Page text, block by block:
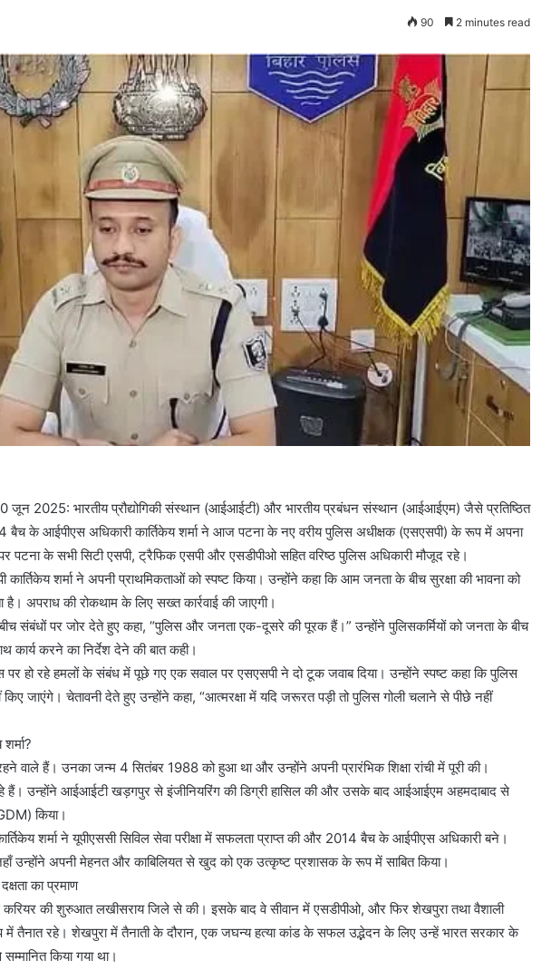
90 2 minutes read
2025: भारतीय प्रौद्योगिकी संस्थान (आईआईटी) और भारतीय प्रबंधन संस्थान (आईआईएम) जैसे प्रतिष्ठित
बैच के आईपीएस अधिकारी कार्तिकेय शर्मा ने आज पटना के नए वरीय पुलिस अधीक्षक (एसएसपी) के रूप में अपना
पटना के सभी सिटी एसपी, ट्रैफिक एसपी और एसडीपीओ सहित वरिष्ठ पुलिस अधिकारी मौजूद रहे।
शर्मा ने अपनी प्राथमिकताओं को स्पष्ट किया। उन्होंने कहा कि आम जनता के बीच सुरक्षा की भावना को
अपराध की रोकथाम के लिए सख्त कार्रवाई की जाएगी।
संबंधों पर जोर देते हुए कहा, “पुलिस और जनता एक-दूसरे की पूरक हैं।” उन्होंने पुलिसकर्मियों को जनता के बीच
करने का निर्देश देने की बात कही।
हो रहे हमलों के संबंध में पूछे गए एक सवाल पर एसएसपी ने दो टूक जवाब दिया। उन्होंने स्पष्ट कहा कि पुलिस
किए जाएंगे। चेतावनी देते हुए उन्होंने कहा, “आत्मरक्षा में यदि जरूरत पड़ी तो पुलिस गोली चलाने से पीछे नहीं
वाले हैं। उनका जन्म 4 सितंबर 1988 को हुआ था और उन्होंने अपनी प्रारंभिक शिक्षा रांची में पूरी की।
हैं। उन्होंने आईआईटी खड़गपुर से इंजीनियरिंग की डिग्री हासिल की और उसके बाद आईआईएम अहमदाबाद से
किया।
शर्मा ने यूपीएससी सिविल सेवा परीक्षा में सफलता प्राप्त की और 2014 बैच के आईपीएस अधिकारी बने।
उन्होंने अपनी मेहनत और काबिलियत से खुद को एक उत्कृष्ट प्रशासक के रूप में साबित किया।
का प्रमाण
करियर की शुरुआत लखीसराय जिले से की। इसके बाद वे सीवान में एसडीपीओ, और फिर शेखपुरा तथा वैशाली
तैनात रहे। शेखपुरा में तैनाती के दौरान, एक जघन्य हत्या कांड के सफल उद्भेदन के लिए उन्हें भारत सरकार के
किया गया था।